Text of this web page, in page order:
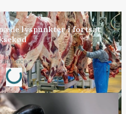
lyspunkter i fortsat
Annonce